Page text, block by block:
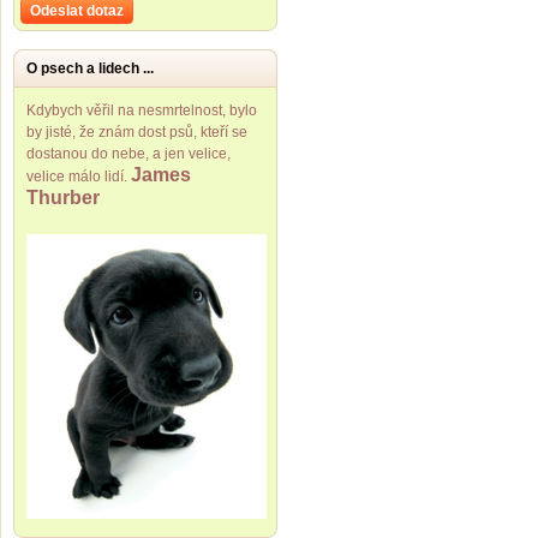
Odeslat dotaz
O psech a lidech ...
Kdybych věřil na nesmrtelnost, bylo
by jisté, že znám dost psů, kteří se
dostanou do nebe, a jen velice,
velice málo lidí. James
Thurber